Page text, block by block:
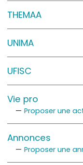
Sur le
Sur
(Documents,
THEMAA
UNIMA
UFISC
Vie pro
Proposer une
Annonces
Proposer une